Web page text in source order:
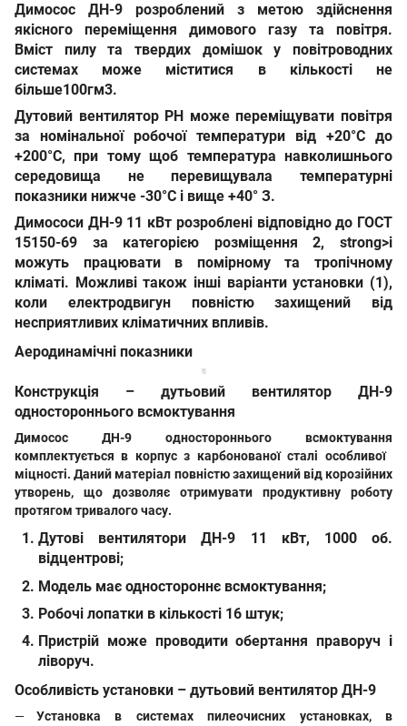
Димосос ДН-9 розроблений з метою здійснення
якісного переміщення димового газу та повітря.
Вміст пилу та твердих домішок у повітроводних
системах може міститися в кількості не
більше100гм3.
Дутовий вентилятор РН може переміщувати повітря
за номінальної робочої температури від +20°С до
+200°С, при тому щоб температура навколишнього
середовища не перевищувала температурні
показники нижче -30°С і вище +40° З.
Димососи ДН-9 11 кВт розроблені відповідно до ГОСТ
15150-69 за категорією розміщення 2, strong>і
можуть працювати в помірному та тропічному
кліматі. Можливі також інші варіанти установки (1),
коли електродвигун повністю захищений від
несприятливих кліматичних впливів.
Аеродинамічні показники
Конструкція – дутьовий вентилятор ДН-9
одностороннього всмоктування
Димосос ДН-9 одностороннього всмоктування
комплектується в корпус з карбонованої сталі особливої ​​
міцності. Даний матеріал повністю захищений від корозійних
утворень, що дозволяє отримувати продуктивну роботу
протягом тривалого часу.
Дутові вентиляториДН-9 11 кВт, 1000 об.
відцентрові;
Модель має одностороннє всмоктування;
Робочі лопатки в кількості 16 штук;
Пристрій може проводити обертання праворуч і
ліворуч.
Особливість установки – дутьовий вентилятор ДН-9
Установка в системах пилеочисних установках, в